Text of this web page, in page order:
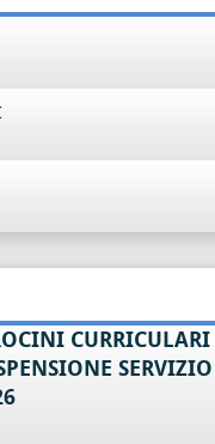
CURRICULARI